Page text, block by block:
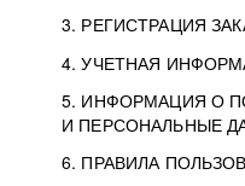
3. РЕГИСТРАЦИЯ
4. УЧЕТНАЯ
5. ИНФОРМАЦИЯ О
И ПЕРСОНАЛЬНЫЕ
6. ПРАВИЛА